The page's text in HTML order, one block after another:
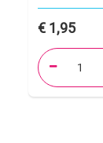
1,95
